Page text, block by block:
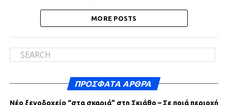
MORE POSTS
ΠΡΌΣΦΑΤΑ ΆΡΘΡΑ
Νέο ξενοδοχείο “στα σκαριά” στη Σκιάθο – Σε ποιά περιοχή